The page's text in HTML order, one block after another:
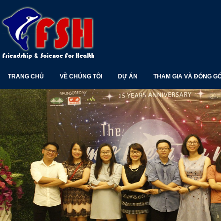
TRANG CHỦ VỀ CHÚNG TÔI DỰ ÁN THAM GIA VÀ ĐÓNG